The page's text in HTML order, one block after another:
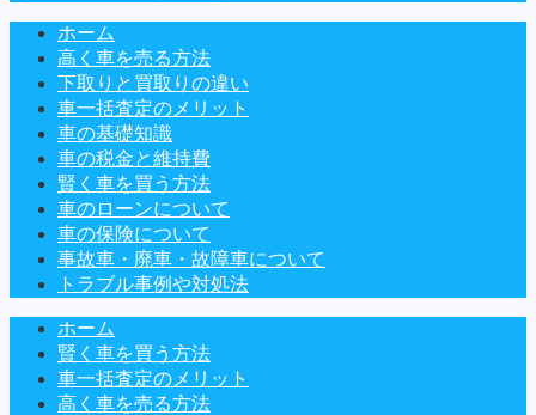
ホーム
高く車を売る方法
下取りと買取りの違い
車一括査定のメリット
車の基礎知識
車の税金と維持費
賢く車を買う方法
車のローンについて
車の保険について
事故車・廃車・故障車について
トラブル事例や対処法
ホーム
賢く車を買う方法
車一括査定のメリット
高く車を売る方法